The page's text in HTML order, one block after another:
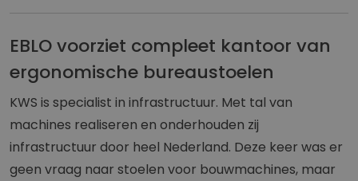
EBLO voorziet compleet kantoor van
ergonomische bureaustoelen
KWS is specialist in infrastructuur. Met tal van
machines realiseren en onderhouden zij
infrastructuur door heel Nederland. Deze keer was er
geen vraag naar stoelen voor bouwmachines, maar